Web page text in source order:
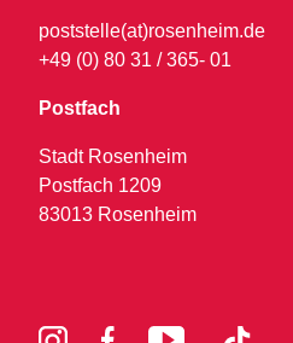
poststelle(at)rosenheim.de
+49 (0) 80 31 / 365- 01
Postfach
Stadt Rosenheim
Postfach 1209
83013 Rosenheim